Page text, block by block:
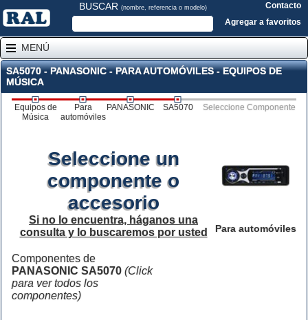
BUSCAR (nombre, referencia o modelo)
Contacto
Agregar a favoritos
MENÚ
SA5070 - PANASONIC - PARA AUTOMÓVILES - EQUIPOS DE
MÚSICA
Equipos de
Música
Para
automóviles
PANASONIC SA5070 Seleccione Componente
Para automóviles
Seleccione un
componente o
accesorio
Si no lo encuentra, háganos una
consulta y lo buscaremos por usted
Componentes de
PANASONIC SA5070 (Click
para ver todos los
componentes)